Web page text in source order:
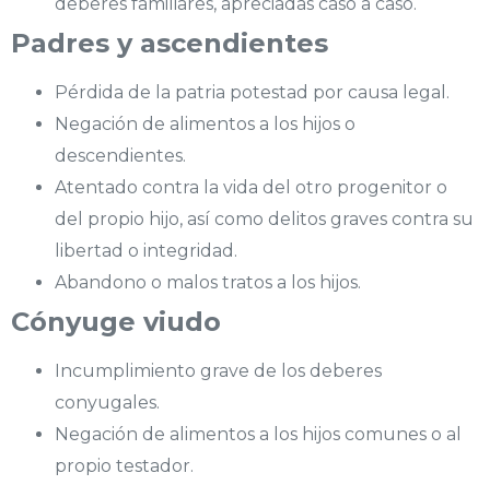
Padres y ascendientes
Pérdida de la patria potestad por causa legal.
Negación de alimentos a los hijos o
descendientes.
Atentado contra la vida del otro progenitor o
del propio hijo, así como delitos graves contra su
libertad o integridad.
Abandono o malos tratos a los hijos.
Cónyuge viudo
Incumplimiento grave de los deberes
conyugales.
Negación de alimentos a los hijos comunes o al
propio testador.